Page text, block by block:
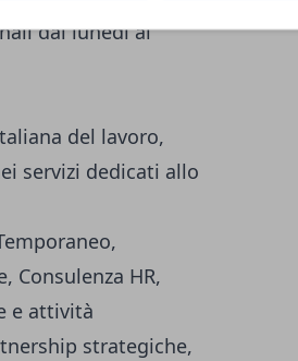
dal lunedì al
del lavoro,
servizi dedicati allo
Consulenza HR,
e attività
strategiche,